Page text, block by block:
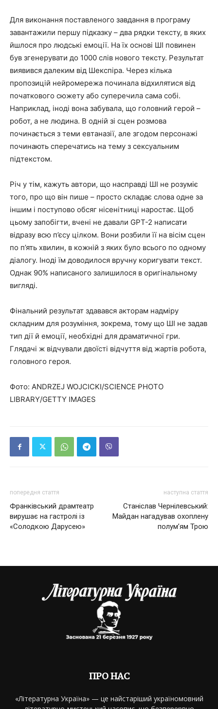
Для виконання поставленого завдання в програму
завантажили першу підказку – два рядки тексту, в яких
йшлося про людські емоції. На їх основі ШІ повинен
був згенерувати до 1000 слів нового тексту. Результат
виявився далеким від Шекспіра. Через кілька
пропозицій нейромережа починала відхилятися від
початкового сюжету або суперечила сама собі.
Наприклад, іноді вона забувала, що головний герой –
робот, а не людина. В одній зі сцен розмова
починається з теми евтаназії, але згодом персонажі
починають сперечатись на тему з сексуальним
підтекстом.
Річ у тім, кажуть автори, що насправді ШІ не розуміє
того, про що він пише – просто складає слова одне за
іншим і поступово обсяг нісенітниці наростає. Щоб
цьому запобігти, вчені не давали GPT-2 написати
відразу всю п’єсу цілком. Вони розбили її на вісім сцен
по п’ять хвилин, в кожній з яких було всього по одному
діалогу. Іноді їм доводилося вручну коригувати текст.
Однак 90% написаного залишилося в оригінальному
вигляді.
Фінальний результат здавався акторам надміру
складним для розуміння, зокрема, тому що ШІ не задав
тип дії й емоції, необхідні для драматичної гри.
Глядачі ж відчували двоїсті відчуття від жартів робота,
головного героя.
Фото: ANDRZEJ WOJCICKI/SCIENCE PHOTO
LIBRARY/GETTY IMAGES
попередня стаття
Франківський драмтеатр
вирушає на гастролі із
«Солодкою Дарусею»
наступна стаття
Станіслав Чернілевський:
Майдан нагадував охоплену
полум’ям Трою
ПРО НАС
«Літературна Україна» — це найстаріший україномовний